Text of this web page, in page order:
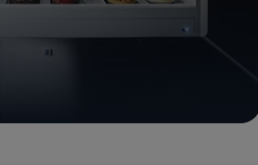
e puntano all’essenzialità.
spesso la “regola del
tre elementi, tre strutture,
tre temperature e tre colori.
l’ingrediente preferito di